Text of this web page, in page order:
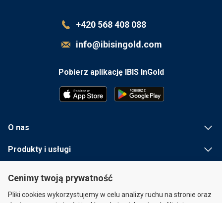
Cenimy twoją prywatność
Pliki cookies wykorzystujemy w celu analizy ruchu na stronie oraz
+420 568 408 088
info@ibisingold.com
Pobierz aplikację IBIS InGold
O nas
Produkty i usługi
Szybkie linki